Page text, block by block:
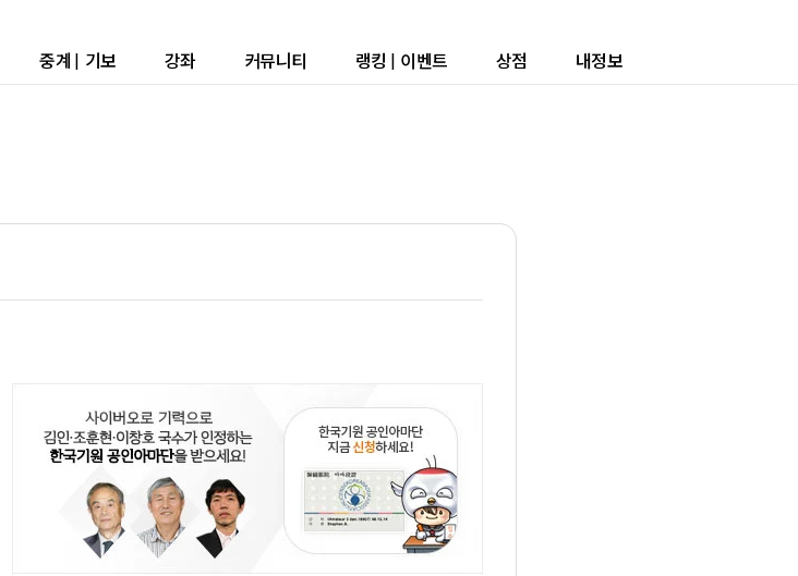
중계 | 기보 강좌 커뮤니티 랭킹 | 이벤트 상점 내정보